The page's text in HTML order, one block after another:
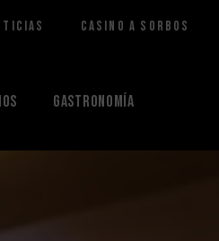
Casino a Sorbos
Gastronomía